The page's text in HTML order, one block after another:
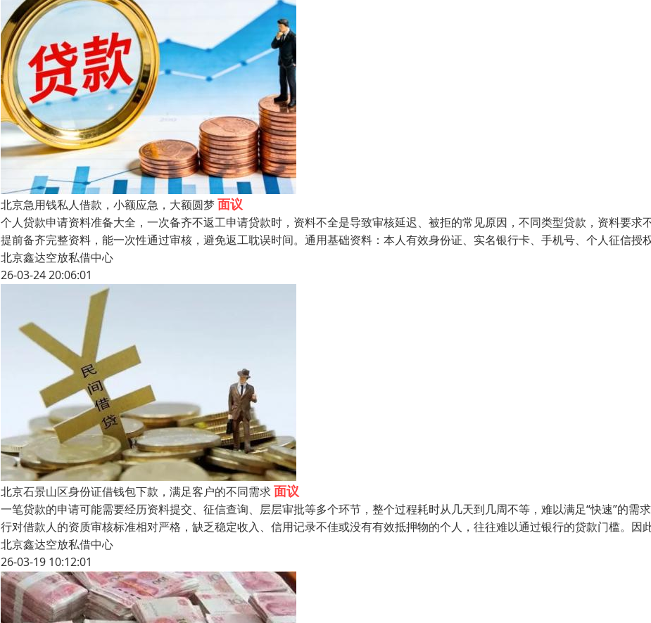
北京急用钱私人借款，小额应急，大额圆梦面议
个人贷款申请资料准备大全，一次备齐不返工申请贷款时，资料不全是导致审核延迟、被拒的常见原因，不同类型贷款，资料要求
提前备齐完整资料，能一次性通过审核，避免返工耽误时间。通用基础资料：本人有效身份证、实名银行卡、手机号、个人征信授
北京鑫达空放私借中心
26-03-24 20:06:01
北京石景山区身份证借钱包下款，满足客户的不同需求面议
一笔贷款的申请可能需要经历资料提交、征信查询、层层审批等多个环节，整个过程耗时从几天到几周不等，难以满足“快速”的需
行对借款人的资质审核标准相对严格，缺乏稳定收入、信用记录不佳或没有有效抵押物的个人，往往难以通过银行的贷款门槛。因
北京鑫达空放私借中心
26-03-19 10:12:01